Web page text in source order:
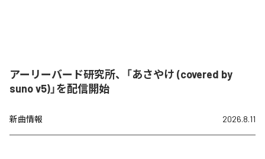
アーリーバード研究所、「あさやけ (covered by
suno v5)」を配信開始
新曲情報 2026.8.11